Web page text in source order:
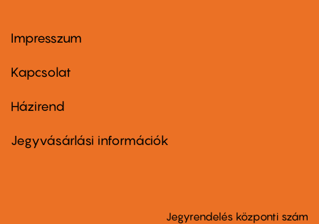
Footer
first
Impresszum
Kapcsolat
Footer
second
Házirend
Jegyvásárlási információk
Jegyrendelés központi szám